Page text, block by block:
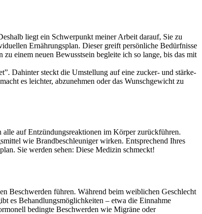
liegt ein Schwerpunkt meiner Arbeit darauf, Sie zu
Ernährungsplan. Dieser greift persönliche Bedürfnisse
einem neuen Bewusstsein begleite ich so lange, bis das mit
Dahinter steckt die Umstellung auf eine zucker- und stärke-
es leichter, abzunehmen oder das Wunschgewicht zu
auf Entzündungsreaktionen im Körper zurückführen.
wie Brandbeschleuniger wirken. Entsprechend Ihres
Sie werden sehen: Diese Medizin schmeckt!
Beschwerden führen. Während beim weiblichen Geschlecht
es Behandlungsmöglichkeiten – etwa die Einnahme
bedingte Beschwerden wie Migräne oder